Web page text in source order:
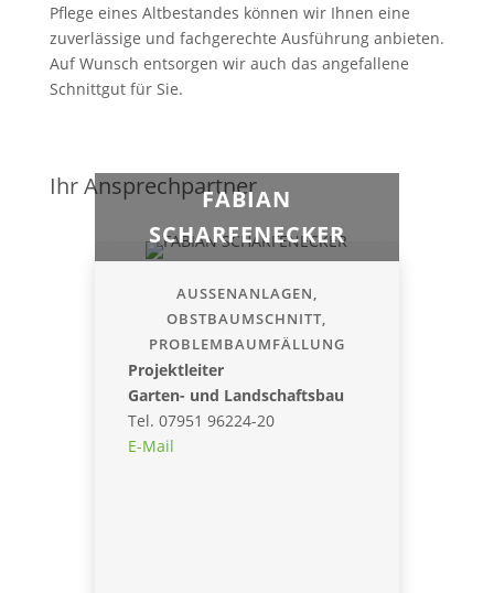
Pflege eines Altbestandes können wir Ihnen eine
zuverlässige und fachgerechte Ausführung anbieten.
Auf Wunsch entsorgen wir auch das angefallene
Schnittgut für Sie.
Ihr Ansprechpartner
FABIAN
SCHARFENECKER
AUSSENANLAGEN,
OBSTBAUMSCHNITT,
PROBLEMBAUMFÄLLUNG
Projektleiter
Garten- und Landschaftsbau
Tel. 07951 96224-20
E-Mail